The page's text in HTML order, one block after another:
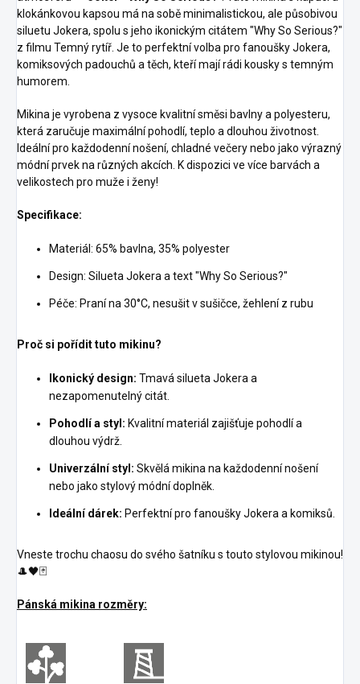
klokánkovou kapsou má na sobě minimalistickou, ale působivou
siluetu Jokera, spolu s jeho ikonickým citátem "Why So Serious?"
z filmu Temný rytíř. Je to perfektní volba pro fanoušky Jokera,
komiksových padouchů a těch, kteří mají rádi kousky s temným
humorem.
Mikina je vyrobena z vysoce kvalitní směsi bavlny a polyesteru,
která zaručuje maximální pohodlí, teplo a dlouhou životnost.
Ideální pro každodenní nošení, chladné večery nebo jako výrazný
módní prvek na různých akcích. K dispozici ve více barvách a
velikostech pro muže i ženy!
Specifikace:
Materiál: 65% bavlna, 35% polyester
Design: Silueta Jokera a text "Why So Serious?"
Péče: Praní na 30°C, nesušit v sušičce, žehlení z rubu
Proč si pořídit tuto mikinu?
Ikonický design: Tmavá silueta Jokera a
nezapomenutelný citát.
Pohodlí a styl: Kvalitní materiál zajišťuje pohodlí a
dlouhou výdrž.
Univerzální styl: Skvělá mikina na každodenní nošení
nebo jako stylový módní doplněk.
Ideální dárek: Perfektní pro fanoušky Jokera a komiksů.
Vneste trochu chaosu do svého šatníku s touto stylovou mikinou!
🎩🖤🃏
Pánská mikina rozměry: